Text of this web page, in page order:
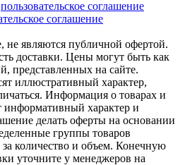
пользовательское соглашение
соглашение
не являются публичной офертой.
доставки. Цены могут быть как
представленных на сайте.
иллюстративный характер,
Информация о товарах и
информативный характер и
делать оферты на основании
группы товаров
количество и объем. Конечную
уточните у менеджеров на